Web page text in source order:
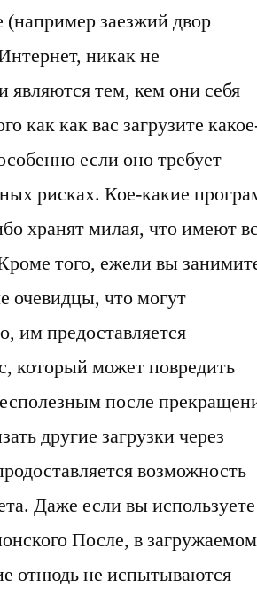
заезжий двор
никак не
являются тем, кем они себя
как как вас загрузите
если оно требует
рисках. Кое-какие
хранят милая, что имеют
того, ежели вы
очевидцы, что могут
им предоставляется
который может повредить
после
другие загрузки через
возможность
Даже если вы используете
После, в загружаемом
отнюдь не испытываются